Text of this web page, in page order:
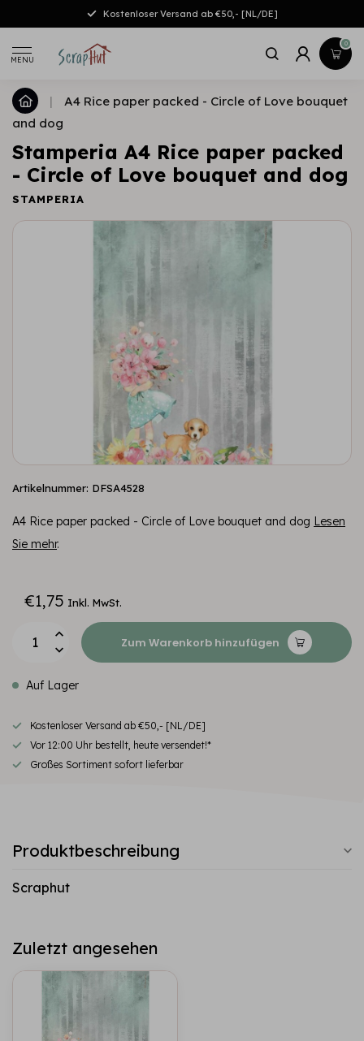
Kostenloser Versand ab €50,- [NL/DE]
MENU
0
|
A4 Rice paper packed - Circle of Love bouquet
and dog
Stamperia A4 Rice paper packed
- Circle of Love bouquet and dog
STAMPERIA
Artikelnummer: DFSA4528
A4 Rice paper packed - Circle of Love bouquet and dog Lesen
Sie mehr.
€1,75 Inkl. MwSt.
Zum Warenkorb hinzufügen
Auf Lager
Kostenloser Versand ab €50,- [NL/DE]
Vor 12:00 Uhr bestellt, heute versendet!*
Großes Sortiment sofort lieferbar
Produktbeschreibung
Scraphut
Zuletzt angesehen